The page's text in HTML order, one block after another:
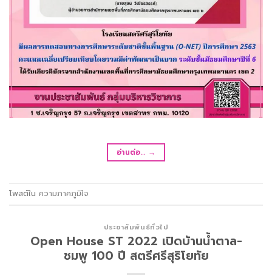
อ่านต่อ… →
โพสต์ใน ความภาคภูมิใจ
ประชาสัมพันธ์ทั่วไป
Open House ST 2022 เปิดบ้านน้ำตาล-
ชมพู 100 ปี สตรีศรีสุริโยทัย